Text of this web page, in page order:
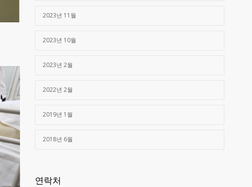
2023년 11월
2023년 10월
2023년 2월
2022년 2월
2019년 1월
2018년 6월
연락처